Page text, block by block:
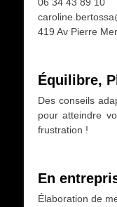
06 34 43 89 10
419 Av Pierre
Équilibre,
Des conseils
pour atteindre
frustration !
En
Élaboration de